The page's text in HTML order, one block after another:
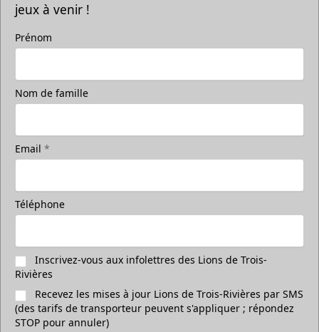
jeux à venir !
Prénom
Nom de famille
Email *
Téléphone
Inscrivez-vous aux infolettres des Lions de Trois-
Rivières
Recevez les mises à jour Lions de Trois-Rivières par SMS
(des tarifs de transporteur peuvent s'appliquer ; répondez
STOP pour annuler)